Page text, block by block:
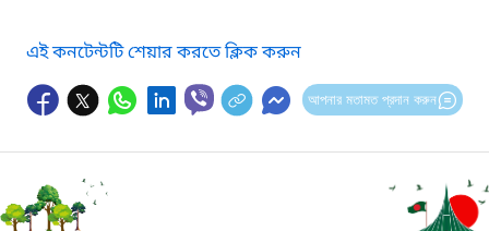
এই কনটেন্টটি শেয়ার করতে ক্লিক করুন
আপনার মতামত প্রদান করুন